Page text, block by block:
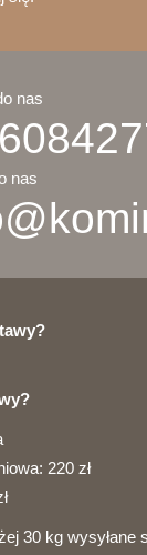
nas
nas
220 zł
30 kg wysyłane